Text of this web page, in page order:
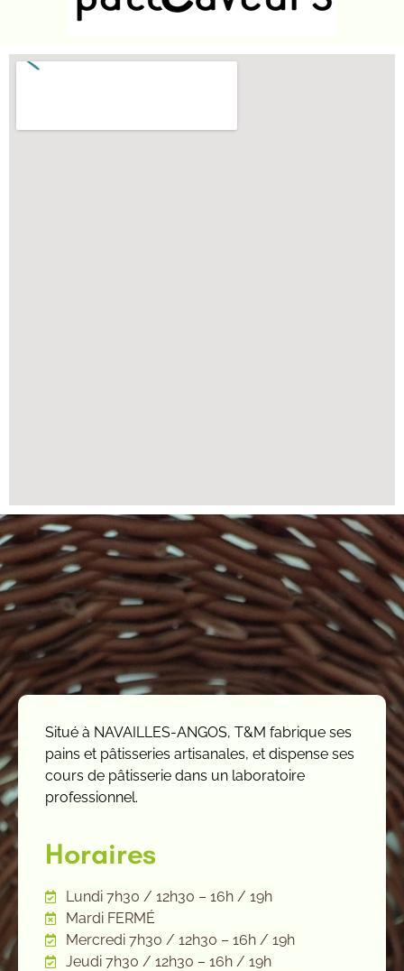
Situé à NAVAILLES-ANGOS, T&M fabrique ses
pains et pâtisseries artisanales, et dispense ses
cours de pâtisserie dans un laboratoire
professionnel.
Horaires
Lundi 7h30 / 12h30 – 16h / 19h
Mardi FERMÉ
Mercredi 7h30 / 12h30 – 16h / 19h
Jeudi 7h30 / 12h30 – 16h / 19h